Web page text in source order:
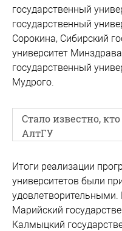
государственный
государственный
Сорокина, Сибирский
университет
государственный
Мудрого.
Стало известно,
АлтГУ
Итоги реализации
университетов были
удовлетворительными.
Марийский
Калмыцкий